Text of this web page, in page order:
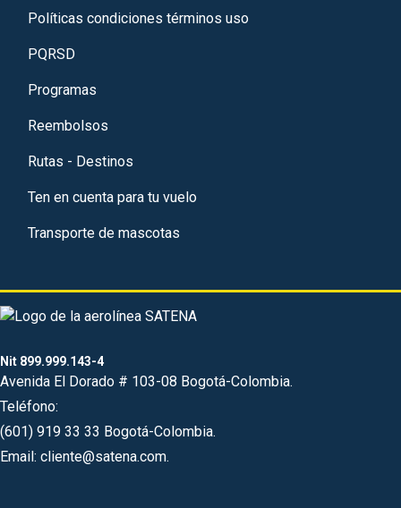
Políticas condiciones términos uso
PQRSD
Programas
Reembolsos
Rutas - Destinos
Ten en cuenta para tu vuelo
Transporte de mascotas
Nit 899.999.143-4
Avenida El Dorado # 103-08 Bogotá-Colombia.
Teléfono:
(601) 919 33 33 Bogotá-Colombia.
Email: cliente@satena.com.